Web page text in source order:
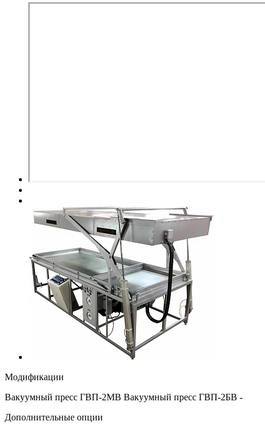
Модификации
Вакуумный пресс ГВП-2МВ Вакуумный пресс ГВП-2БВ -
Дополнительные опции